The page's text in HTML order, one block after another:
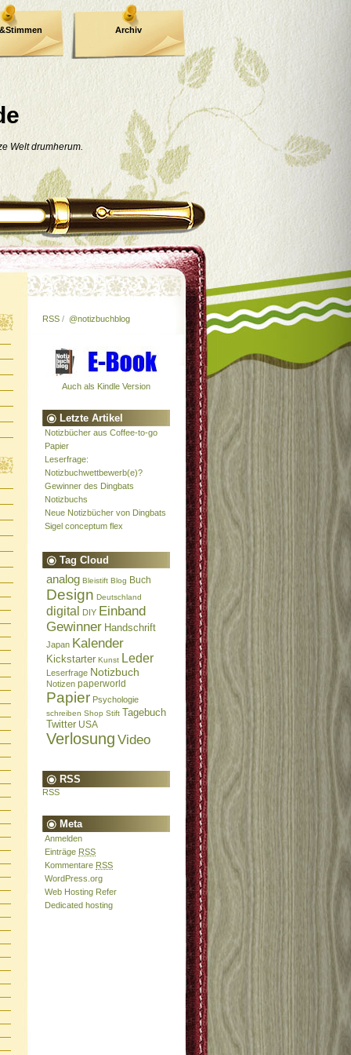
Welt drumherum.
Archiv
RSS / @notizbuchblog
Auch als Kindle Version
Letzte Artikel
Notizbücher aus Coffee-to-go
Papier
Leserfrage:
Notizbuchwettbewerb(e)?
Gewinner des Dingbats
Notizbuchs
Neue Notizbücher von Dingbats
Sigel conceptum flex
Tag Cloud
analog Bleistift Blog Buch
Design Deutschland
digital DIY Einband
Gewinner Handschrift
Japan Kalender
Kickstarter Kunst Leder
Leserfrage Notizbuch
Notizen paperworld
Papier Psychologie
schreiben Shop Stift Tagebuch
Twitter USA
Verlosung Video
RSS
RSS
Meta
Anmelden
Einträge RSS
Kommentare RSS
WordPress.org
Web Hosting Refer
Dedicated hosting